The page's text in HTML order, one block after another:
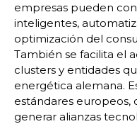
empresas pueden
inteligentes,
optimización del
También se facilita el
clusters y entidades
energética alemana.
estándares
generar alianzas